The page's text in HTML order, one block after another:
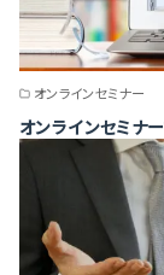
オンラインセミナー
オンラインセミナ